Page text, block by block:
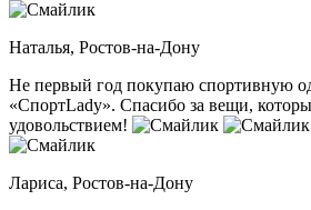
Наталья, Ростов-на-Дону
Не первый год покупаю спортивную
«СпортLady». Спасибо за вещи,
удовольствием!
Лариса, Ростов-на-Дону